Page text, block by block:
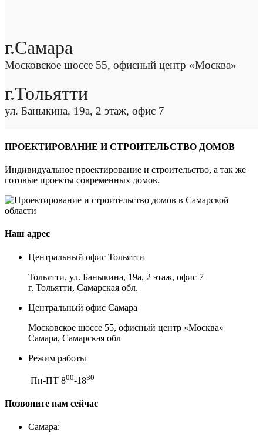
г.Самара
Московское шоссе 55, офисный центр «Москва»
г.Тольятти
ул. Баныкина, 19а, 2 этаж, офис 7
ПРОЕКТИРОВАНИЕ И СТРОИТЕЛЬСТВО ДОМОВ
Индивидуальное проектирование и строительство, а так же
готовые проекты современных домов.
Наш адрес
Центральный офис Тольятти
Тольятти, ул. Баныкина, 19а, 2 этаж, офис 7
г. Тольятти, Самарская обл.
Центральный офис Самара
Московское шоссе 55, офисный центр «Москва»
Самара, Самарская обл
Режим работы
Пн-ПТ 800-1830
Позвоните нам сейчас
Самара: